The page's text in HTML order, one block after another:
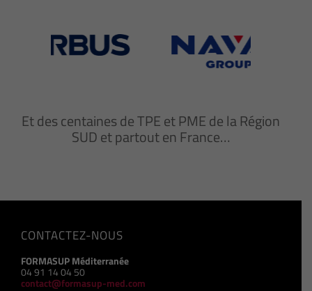
Et des centaines de TPE et PME de la Région
SUD et partout en France…
CONTACTEZ-NOUS
FORMASUP Méditerranée
04 91 14 04 50
contact@formasup-med.com